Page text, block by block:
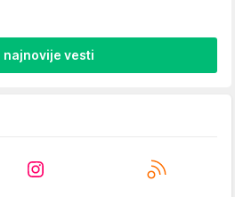
najnovije vesti